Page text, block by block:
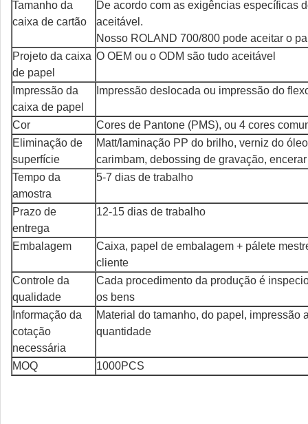
Tamanho da
caixa de cartão
De acordo com as exigências específicas
aceitável.
Nosso ROLAND 700/800 pode aceitar o
Projeto da caixa
de papel
O OEM ou o ODM são tudo aceitável
Impressão da
caixa de papel
Impressão deslocada ou impressão do
Cor
Cores de Pantone (PMS), ou 4 cores
Eliminação de
superfície
Matt/laminação PP do brilho, verniz do
carimbam, debossing de gravação,
Tempo da
amostra
5-7 dias de trabalho
Prazo de
entrega
12-15 dias de trabalho
Embalagem
Caixa, papel de embalagem + pálete
cliente
Controle da
qualidade
Cada procedimento da produção é
os bens
Informação da
cotação
necessária
Material do tamanho, do papel, impressão
quantidade
MOQ 1000PCS